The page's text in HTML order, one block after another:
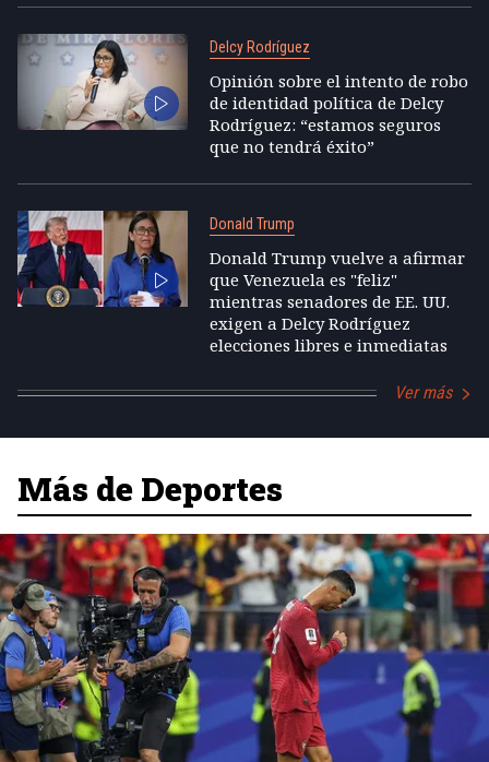
Delcy Rodríguez
Opinión sobre el intento de robo
de identidad política de Delcy
Rodríguez: “estamos seguros
que no tendrá éxito”
Donald Trump
Donald Trump vuelve a afirmar
que Venezuela es "feliz"
mientras senadores de EE. UU.
exigen a Delcy Rodríguez
elecciones libres e inmediatas
Ver más
Más de Deportes